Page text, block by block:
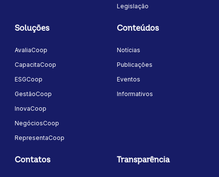
Legislação
Soluções
AvaliaCoop
CapacitaCoop
ESGCoop
GestãoCoop
InovaCoop
NegóciosCoop
RepresentaCoop
Conteúdos
Notícias
Publicações
Eventos
Informativos
Contatos Transparência